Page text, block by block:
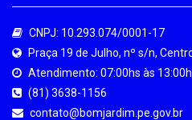
CNPJ: 10.293.074/0001-17
Praça 19 de Julho, nº s/n,
Atendimento: 07:00hs às
(81) 3638-1156
contato@bomjardim.pe.gov.br